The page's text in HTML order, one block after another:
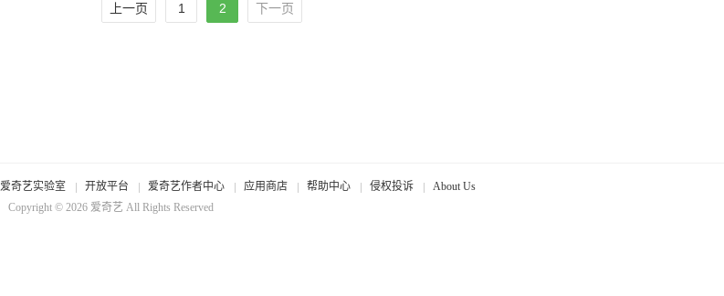
上一页 1 2 下一页
爱奇艺实验室 开放平台 爱奇艺作者中心 应用商店 帮助中心 侵权投诉
About Us
Copyright © 2026 爱奇艺 All Rights Reserved